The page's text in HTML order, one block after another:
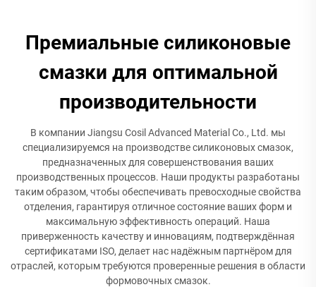
Премиальные силиконовые
смазки для оптимальной
производительности
В компании Jiangsu Cosil Advanced Material Co., Ltd. мы
специализируемся на производстве силиконовых смазок,
предназначенных для совершенствования ваших
производственных процессов. Наши продукты разработаны
таким образом, чтобы обеспечивать превосходные свойства
отделения, гарантируя отличное состояние ваших форм и
максимальную эффективность операций. Наша
приверженность качеству и инновациям, подтверждённая
сертификатами ISO, делает нас надёжным партнёром для
отраслей, которым требуются проверенные решения в области
формовочных смазок.